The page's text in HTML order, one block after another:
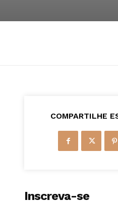
COMPARTILHE
Inscreva-se